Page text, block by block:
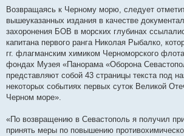
Возвращаясь к Черному морю, следует
вышеуказанных издания в качестве
захоронения БОВ в морских глубинах
капитана первого ранга Николая Рыбалко,
гг. флагманским химиком Черноморского
фондах Музея «Панорама «Оборона
представляют собой 43 страницы текста под
некоторых событиях первых суток Великой
Черном море».
«По возвращению в Севастополь я получил
принять меры по повышению